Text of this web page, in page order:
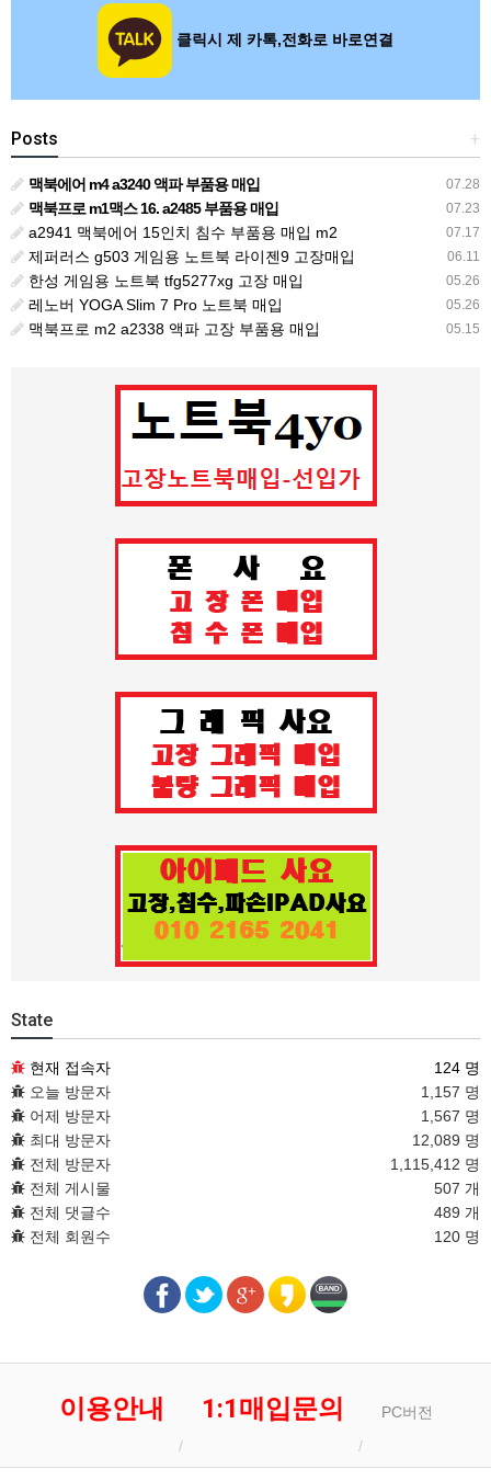
클릭시 제 카톡,전화로 바로연결
+
Posts
07.28
맥북에어 m4 a3240 액파 부품용 매입
07.23
맥북프로 m1맥스 16. a2485 부품용 매입
07.17
a2941 맥북에어 15인치 침수 부품용 매입 m2
06.11
제퍼러스 g503 게임용 노트북 라이젠9 고장매입
05.26
한성 게임용 노트북 tfg5277xg 고장 매입
05.26
레노버 YOGA Slim 7 Pro 노트북 매입
05.15
맥북프로 m2 a2338 액파 고장 부품용 매입
State
현재 접속자
124 명
오늘 방문자
1,157 명
어제 방문자
1,567 명
최대 방문자
12,089 명
전체 방문자
1,115,412 명
전체 게시물
507 개
전체 댓글수
489 개
전체 회원수
120 명
이용안내 1:1매입문의 PC버전